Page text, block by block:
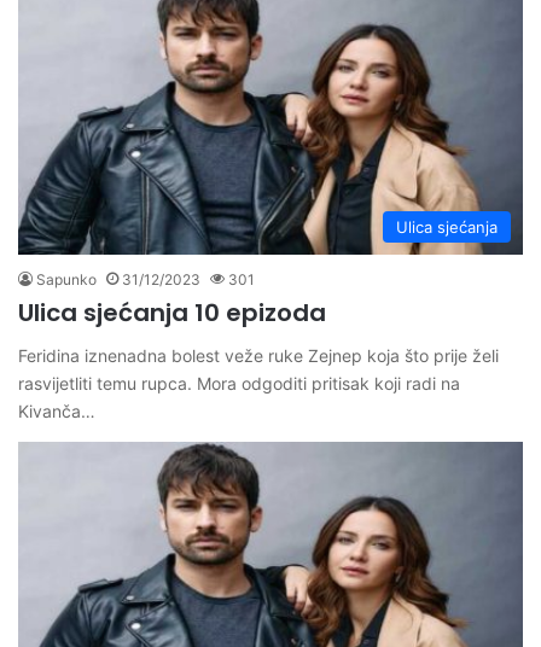
Ulica sjećanja
Sapunko 31/12/2023 301
Ulica sjećanja 10 epizoda
Feridina iznenadna bolest veže ruke Zejnep koja što prije želi
rasvijetliti temu rupca. Mora odgoditi pritisak koji radi na
Kivanča…